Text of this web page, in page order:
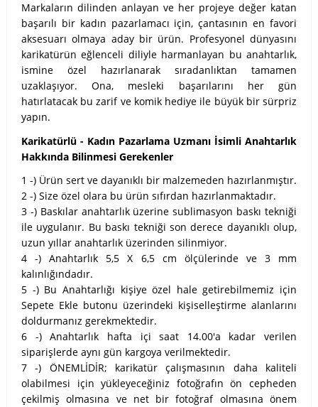
Markaların dilinden anlayan ve her projeye değer katan
başarılı bir kadın pazarlamacı için, çantasının en favori
aksesuarı olmaya aday bir ürün. Profesyonel dünyasını
karikatürün eğlenceli diliyle harmanlayan bu anahtarlık,
ismine özel hazırlanarak sıradanlıktan tamamen
uzaklaşıyor. Ona, mesleki başarılarını her gün
hatırlatacak bu zarif ve komik hediye ile büyük bir sürpriz
yapın.
Karikatürlü - Kadın Pazarlama Uzmanı İsimli Anahtarlık
Hakkında Bilinmesi Gerekenler
1 -) Ürün sert ve dayanıklı bir malzemeden hazırlanmıştır.
2 -) Size özel olara bu ürün sıfırdan hazırlanmaktadır.
3 -) Baskılar anahtarlık üzerine sublimasyon baskı tekniği
ile uygulanır. Bu baskı tekniği son derece dayanıklı olup,
uzun yıllar anahtarlık üzerinden silinmiyor.
4 -) Anahtarlık 5,5 X 6,5 cm ölçülerinde ve 3 mm
kalınlığındadır.
5 -) Bu Anahtarlığı kişiye özel hale getirebilmemiz için
Sepete Ekle butonu üzerindeki kişiselleştirme alanlarını
doldurmanız gerekmektedir.
6 -) Anahtarlık hafta içi saat 14.00'a kadar verilen
siparişlerde aynı gün kargoya verilmektedir.
7 -) ÖNEMLİDİR; karikatür çalışmasının daha kaliteli
olabilmesi için yükleyeceğiniz fotoğrafın ön cepheden
çekilmiş olmasına ve net bir fotoğraf olmasına önem